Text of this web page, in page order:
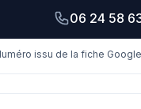
06 24 58
issu de la fiche